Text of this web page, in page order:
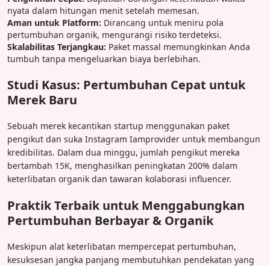
nyata dalam hitungan menit setelah memesan.
Aman untuk Platform: Dirancang untuk meniru pola
pertumbuhan organik, mengurangi risiko terdeteksi.
Skalabilitas Terjangkau: Paket massal memungkinkan Anda
tumbuh tanpa mengeluarkan biaya berlebihan.
Studi Kasus: Pertumbuhan Cepat untuk
Merek Baru
Sebuah merek kecantikan startup menggunakan paket
pengikut dan suka Instagram Iamprovider untuk membangun
kredibilitas. Dalam dua minggu, jumlah pengikut mereka
bertambah 15K, menghasilkan peningkatan 200% dalam
keterlibatan organik dan tawaran kolaborasi influencer.
Praktik Terbaik untuk Menggabungkan
Pertumbuhan Berbayar & Organik
Meskipun alat keterlibatan mempercepat pertumbuhan,
kesuksesan jangka panjang membutuhkan pendekatan yang